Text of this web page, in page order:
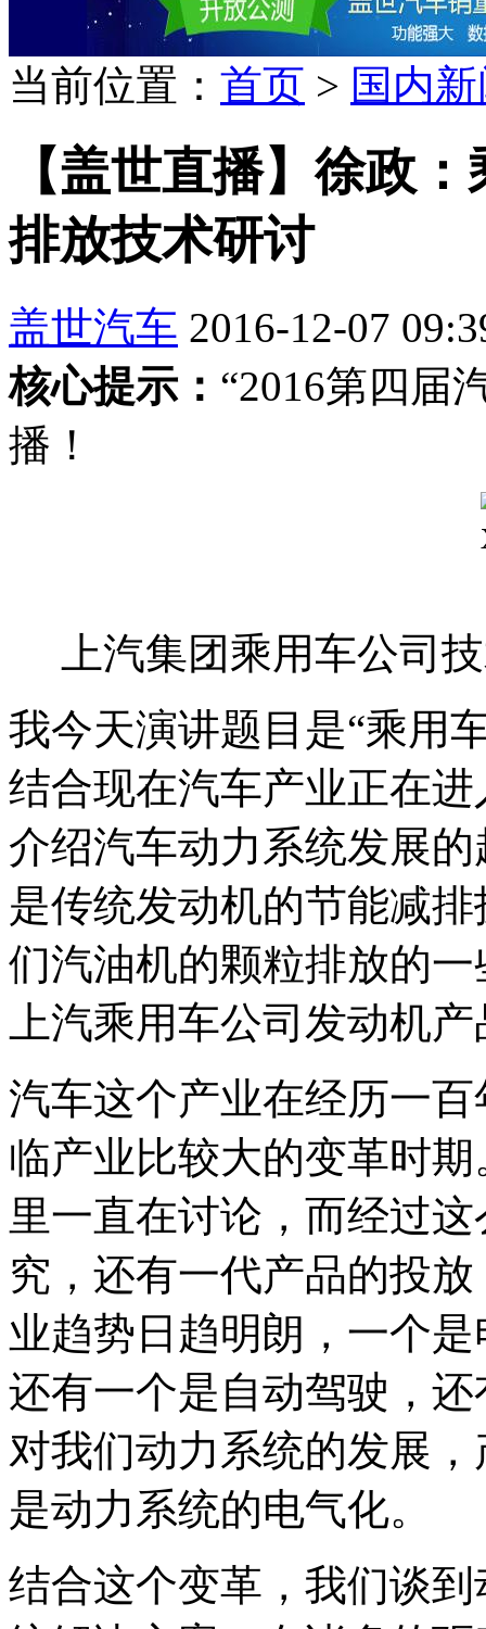
当前位置： 首页 > 国内
【盖世直播】徐政
排放技术研讨
盖世汽车 2016-12-07
核心提示： “2016第四届
播！
上汽集团乘用车公司
我今天演讲题目是“乘用
结合现在汽车产业正在
介绍汽车动力系统发展
是传统发动机的节能减
们汽油机的颗粒排放的
上汽乘用车公司发动机
汽车这个产业在经历一
临产业比较大的变革时
里一直在讨论，而经过
究，还有一代产品的投
业趋势日趋明朗，一个
还有一个是自动驾驶，
对我们动力系统的发展
是动力系统的电气化。
结合这个变革，我们谈